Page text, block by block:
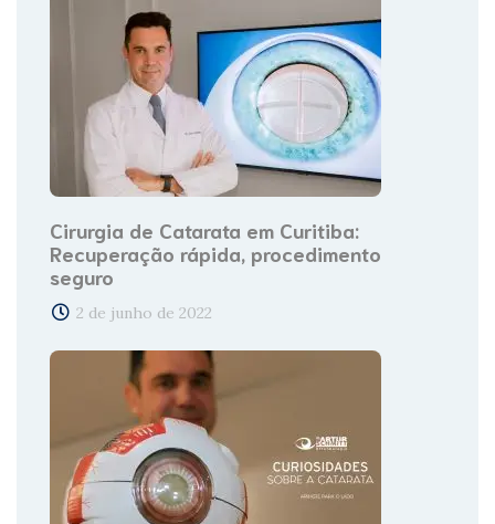
Cirurgia de Catarata em Curitiba:
Recuperação rápida, procedimento
seguro
2 de junho de 2022